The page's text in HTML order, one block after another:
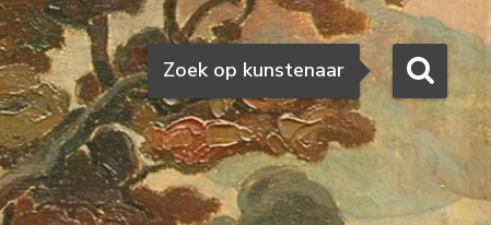
Zoeken
Zoek op kunstenaar